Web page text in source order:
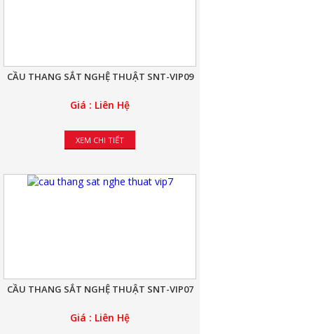
CẦU THANG SẮT NGHỆ THUẬT SNT-VIP09
Giá : Liên Hệ
XEM CHI TIẾT
CẦU THANG SẮT NGHỆ THUẬT SNT-VIP07
Giá : Liên Hệ